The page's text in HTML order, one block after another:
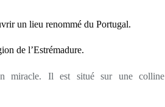
un lieu renommé du Portugal.
de l’Estrémadure.
miracle. Il est situé sur une colline